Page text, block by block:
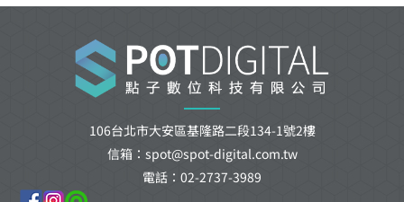
106台北市大安區基隆路二段134-1號2樓
信箱：spot@spot-digital.com.tw
電話：02-2737-3989